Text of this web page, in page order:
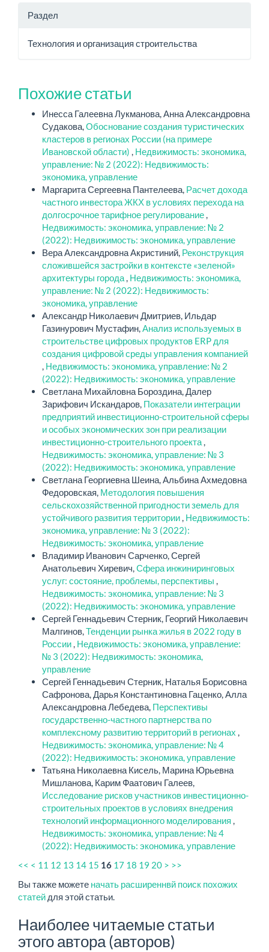
Раздел
Технология и организация строительства
Похожие статьи
Инесса Галеевна Лукманова, Анна Александровна
Судакова,Обоснование создания туристических
кластеров в регионах России (на примере
Ивановской области) , Недвижимость: экономика,
управление: № 2 (2022): Недвижимость:
экономика, управление
Маргарита Сергеевна Пантелеева, Расчет дохода
частного инвестора ЖКХ в условиях перехода на
долгосрочное тарифное регулирование,
Недвижимость: экономика, управление: № 2
(2022): Недвижимость: экономика, управление
Вера Александровна Акристиний, Реконструкция
сложившейся застройки в контексте «зеленой»
архитектуры города, Недвижимость: экономика,
управление: № 2 (2022): Недвижимость:
экономика, управление
Александр Николаевич Дмитриев, Ильдар
Газинурович Мустафин,Анализ используемых в
строительстве цифровых продуктов ERP для
создания цифровой среды управления компанией
, Недвижимость: экономика, управление: № 2
(2022): Недвижимость: экономика, управление
Светлана Михайловна Бороздина, Далер
Зарифович Искандаров, Показатели интеграции
предприятий инвестиционно-строительной сферы
и особых экономических зон при реализации
инвестиционно-строительного проекта,
Недвижимость: экономика, управление: № 3
(2022): Недвижимость: экономика, управление
Светлана Георгиевна Шеина, Альбина Ахмедовна
Федоровская, Методология повышения
сельскохозяйственной пригодности земель для
устойчивого развития территории, Недвижимость:
экономика, управление: № 3 (2022):
Недвижимость: экономика, управление
Владимир Иванович Сарченко, Сергей
Анатольевич Хиревич,Сфера инжиниринговых
услуг: состояние, проблемы, перспективы ,
Недвижимость: экономика, управление: № 3
(2022): Недвижимость: экономика, управление
Сергей Геннадьевич Стерник, Георгий Николаевич
Малгинов,Тенденции рынка жилья в 2022 году в
России, Недвижимость: экономика, управление:
№ 3 (2022): Недвижимость: экономика,
управление
Сергей Геннадьевич Стерник, Наталья Борисовна
Сафронова, Дарья Константиновна Гаценко, Алла
Александровна Лебедева, Перспективы
государственно-частного партнерства по
комплексному развитию территорий в регионах ,
Недвижимость: экономика, управление: № 4
(2022): Недвижимость: экономика, управление
Татьяна Николаевна Кисель, Марина Юрьевна
Мишланова, Карим Фаатович Галеев,
Исследование рисков участников инвестиционно-
строительных проектов в условиях внедрения
технологий информационного моделирования ,
Недвижимость: экономика, управление: № 4
(2022): Недвижимость: экономика, управление
<< < 11 12 13 14 15 16 17 18 19 20 > >>
Вы также можете начать расширеннвй поиск похожих
статей для этой статьи.
Наиболее читаемые статьи
этого автора (авторов)